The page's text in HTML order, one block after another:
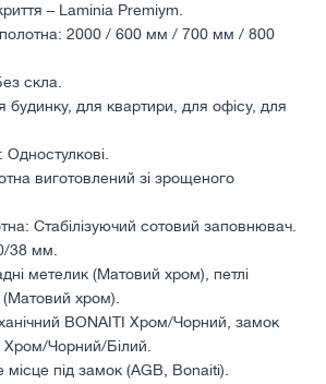
– Laminia Premiym.
полотна: 2000 / 600 мм / 700 мм / 800
скла.
для квартири, для офісу, для
Одностулкові.
виготовлений зі зрощеного
Стабілізуючий сотовий заповнювач.
38 мм.
метелик (Матовий хром), петлі
хром).
BONAITI Хром/Чорний, замок
Хром/Чорний/Білий.
місце під замок (AGB, Bonaiti).